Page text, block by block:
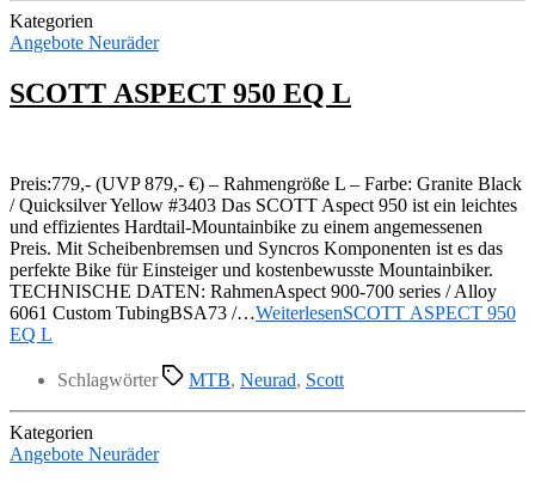
Kategorien
Angebote Neuräder
SCOTT ASPECT 950 EQ L
Preis:779,- (UVP 879,- €) – Rahmengröße L – Farbe: Granite Black
/ Quicksilver Yellow #3403 Das SCOTT Aspect 950 ist ein leichtes
und effizientes Hardtail-Mountainbike zu einem angemessenen
Preis. Mit Scheibenbremsen und Syncros Komponenten ist es das
perfekte Bike für Einsteiger und kostenbewusste Mountainbiker.
TECHNISCHE DATEN: RahmenAspect 900-700 series / Alloy
6061 Custom TubingBSA73 /…WeiterlesenSCOTT ASPECT 950
EQ L
Schlagwörter MTB, Neurad, Scott
Kategorien
Angebote Neuräder